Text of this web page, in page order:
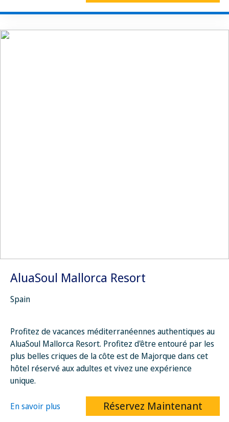
AluaSoul Mallorca Resort
Spain
Profitez de vacances méditerranéennes authentiques au
AluaSoul Mallorca Resort. Profitez d'être entouré par les
plus belles criques de la côte est de Majorque dans cet
hôtel réservé aux adultes et vivez une expérience
unique.
En savoir plus Réservez Maintenant